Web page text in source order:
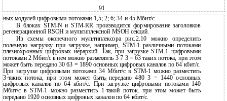
91
ных модулей цифровыми потоками 1,5; 2; 6; 34 и 45 Мбит/с.
В блоках STM-N и STM-RR производится формирование заголовков
регенерационной RSOH и мультиплексной MSOH секций.
Из схемы оконечного мультиплексора рис.2.10 можно определить
полезную нагрузку при загрузке, например, STM-1 различными потоками
плезиохронных цифровых иерархий. Так, при загрузке STM-1 цифровыми
потоками 2 Мбит/с в нем можно разместить 3 7 3 = 63 таких потока, при этом
может быть передано 30 63 = 1890 основных цифровых каналов по 64 кбит/с.
При загрузке цифровыми потоками 34 Мбит/с в STM-1 можно разместить
3·таких потока, при этом может быть передано 480 3 = 1440 основных
цифровых каналов по 64 кбит/с. При загрузке цифровыми потоками 140
Мбит/с в STM-1 можно разместить 1·такой поток, при этом может быть
передано 1920 основных цифровых каналов по 64 кбит/с.